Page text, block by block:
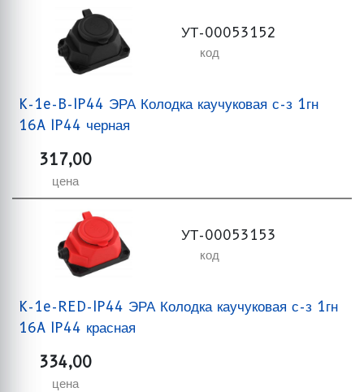
УТ-00053152
код
K-1e-B-IP44 ЭРА Колодка каучуковая с-з 1гн
16A IP44 черная
317,00
цена
УТ-00053153
код
K-1e-RED-IP44 ЭРА Колодка каучуковая с-з 1гн
16A IP44 красная
334,00
цена